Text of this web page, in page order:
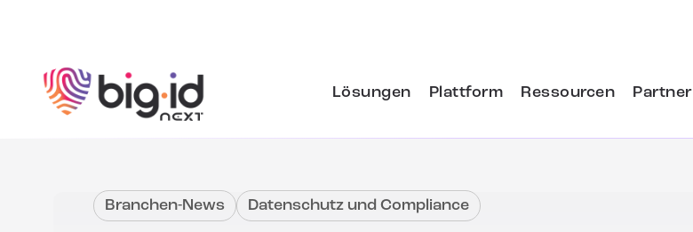
Lösungen Plattform Ressourcen Partner
Branchen-News Datenschutz und Compliance